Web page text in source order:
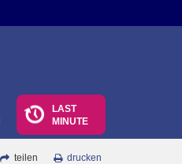
LAST
MINUTE
drucken
teilen